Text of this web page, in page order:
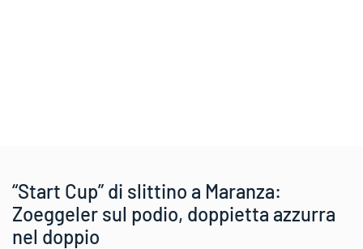
“Start Cup” di slittino a Maranza:
Zoeggeler sul podio, doppietta azzurra
nel doppio